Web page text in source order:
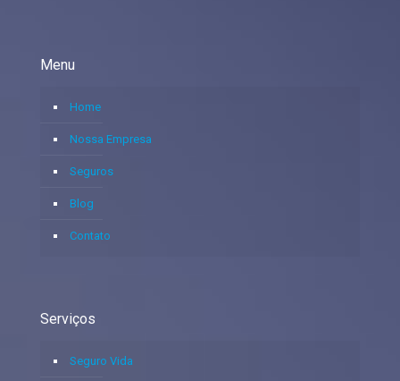
Menu
Home
Nossa Empresa
Seguros
Blog
Contato
Serviços
Seguro Vida